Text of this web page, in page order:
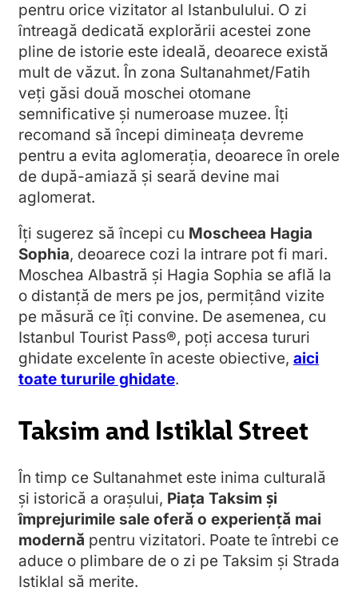
pentru orice vizitator al Istanbulului. O zi
întreagă dedicată explorării acestei zone
pline de istorie este ideală, deoarece există
mult de văzut. În zona Sultanahmet/Fatih
veți găsi două moschei otomane
semnificative și numeroase muzee. Îți
recomand să începi dimineața devreme
pentru a evita aglomerația, deoarece în orele
de după-amiază și seară devine mai
aglomerat.
Îți sugerez să începi cu Moscheea Hagia
Sophia, deoarece cozi la intrare pot fi mari.
Moschea Albastră și Hagia Sophia se află la
o distanță de mers pe jos, permițând vizite
pe măsură ce îți convine. De asemenea, cu
Istanbul Tourist Pass®, poți accesa tururi
ghidate excelente în aceste obiective, aici
toate tururile ghidate.
Taksim and Istiklal Street
În timp ce Sultanahmet este inima culturală
și istorică a orașului, Piața Taksim și
împrejurimile sale oferă o experiență mai
modernă pentru vizitatori. Poate te întrebi ce
aduce o plimbare de o zi pe Taksim și Strada
Istiklal să merite.